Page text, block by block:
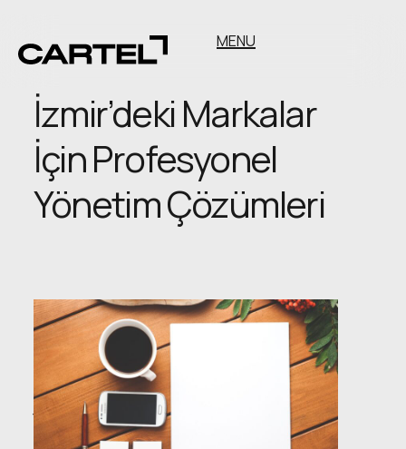
MENU
İzmir’deki Markalar
İçin Profesyonel
Yönetim Çözümleri
İzmir’deki
Markalar
İçinProfesyonel
YönetimÇözümleri